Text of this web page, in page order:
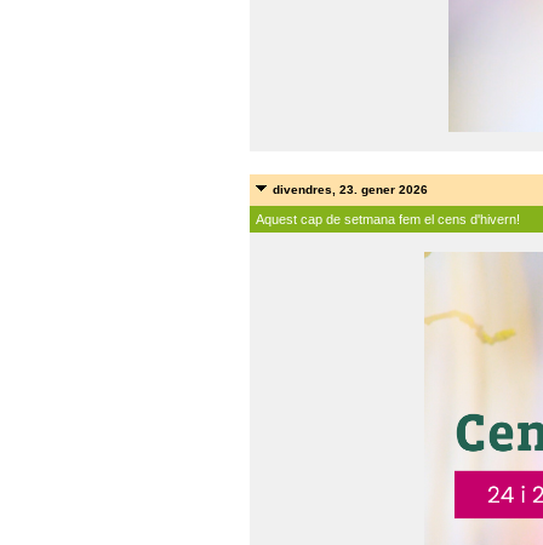
divendres, 23. gener 2026
Aquest cap de setmana fem el cens d'hivern!